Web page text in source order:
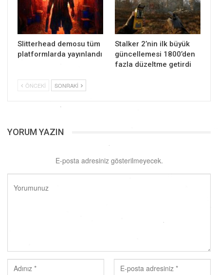
Slitterhead demosu tüm
platformlarda yayınlandı
Stalker 2’nin ilk büyük
güncellemesi 1800’den
fazla düzeltme getirdi
ÖNCEKI SONRAKI
YORUM YAZIN
E-posta adresiniz gösterilmeyecek.